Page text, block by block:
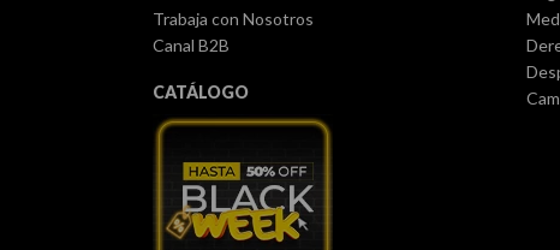
Trabaja con Nosotros
Canal B2B
CATÁLOGO